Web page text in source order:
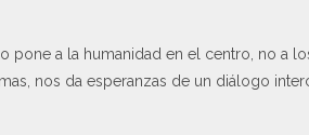
a la humanidad en el centro, no a
nos da esperanzas de un diálogo